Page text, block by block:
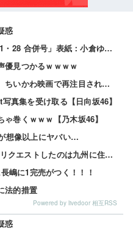
惑
【8/7発売】「FRIDAY 2026年 8/21・28 合併号」表紙：小倉ゆうか / エリマリ姉妹 髙野真央 福井梨莉華 etc.
優見つかるｗｗｗｗ
【朗報】美人声優の井口裕香さん、ちいかわ映画で再注目されるｗｗｗｗ
真集を受け取る【日向坂46】
巻くｗｗｗ【乃木坂46】
想像以上にヤバい…
「CDTVに『365日の紙飛行機』をリクエストしたのは九州に住む中学生」←この事実って結構デカいよな【AKB48】
嶋に1完売がつく！！！
法的措置
Powered by livedoor 相互RSS
惑